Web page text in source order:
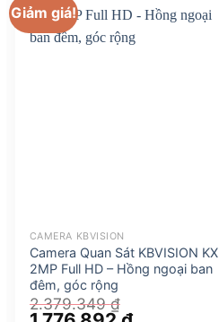
Giảm giá!
CAMERA KBVISION
Camera Quan Sát KBVISION KX
2MP Full HD – Hồng ngoại ban
đêm, góc rộng
2.379.349₫